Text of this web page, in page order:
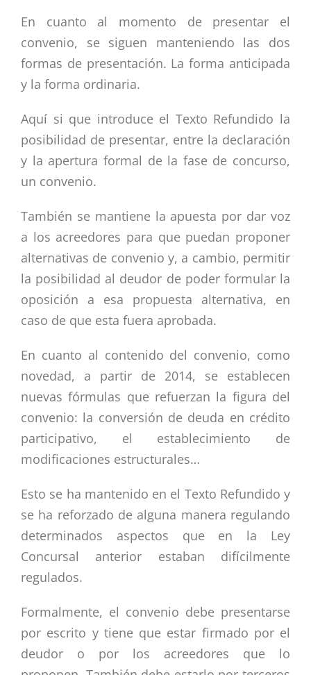
En cuanto al momento de presentar el
convenio, se siguen manteniendo las dos
formas de presentación. La forma anticipada
y la forma ordinaria.
Aquí si que introduce el Texto Refundido la
posibilidad de presentar, entre la declaración
y la apertura formal de la fase de concurso,
un convenio.
También se mantiene la apuesta por dar voz
a los acreedores para que puedan proponer
alternativas de convenio y, a cambio, permitir
la posibilidad al deudor de poder formular la
oposición a esa propuesta alternativa, en
caso de que esta fuera aprobada.
En cuanto al contenido del convenio, como
novedad, a partir de 2014, se establecen
nuevas fórmulas que refuerzan la figura del
convenio: la conversión de deuda en crédito
participativo, el establecimiento de
modificaciones estructurales…
Esto se ha mantenido en el Texto Refundido y
se ha reforzado de alguna manera regulando
determinados aspectos que en la Ley
Concursal anterior estaban difícilmente
regulados.
Formalmente, el convenio debe presentarse
por escrito y tiene que estar firmado por el
deudor o por los acreedores que lo